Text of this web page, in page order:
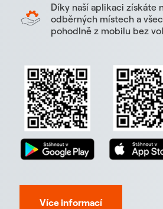
Díky naší aplikaci získáte
odběrných místech a
pohodlně z mobilu bez
Více informací